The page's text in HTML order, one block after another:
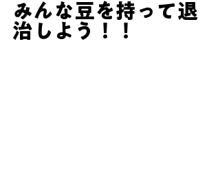
みんな豆を持って退
治しよう！！